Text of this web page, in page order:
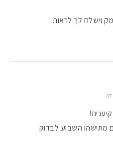
וישלח לך לראות.
מתישהו השבוע לבדוק